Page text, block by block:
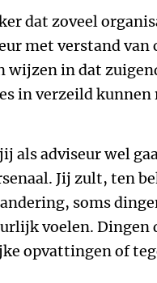
dat zoveel
met verstand
wijzen in dat
in verzeild kunnen
als adviseur wel
Jij zult, ten
soms
voelen. Dingen
opvattingen of